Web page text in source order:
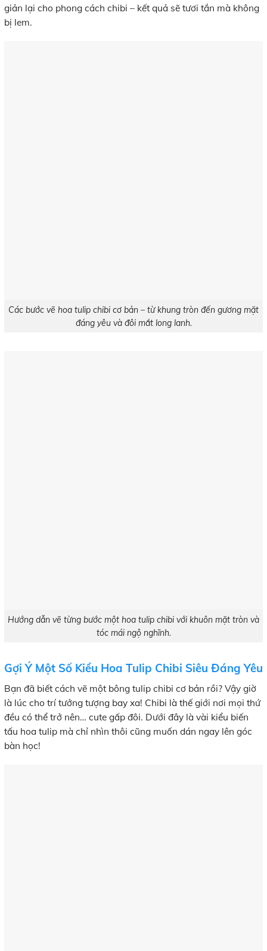
giản lại cho phong cách chibi – kết quả sẽ tươi tắn mà không
bị lem.
Các bước vẽ hoa tulip chibi cơ bản – từ khung tròn đến gương mặt
đáng yêu và đôi mắt long lanh.
Hướng dẫn vẽ từng bước một hoa tulip chibi với khuôn mặt tròn và
tóc mái ngộ nghĩnh.
Gợi Ý Một Số Kiểu Hoa Tulip Chibi Siêu Đáng Yêu
Bạn đã biết cách vẽ một bông tulip chibi cơ bản rồi? Vậy giờ
là lúc cho trí tưởng tượng bay xa! Chibi là thế giới nơi mọi thứ
đều có thể trở nên… cute gấp đôi. Dưới đây là vài kiểu biến
tấu hoa tulip mà chỉ nhìn thôi cũng muốn dán ngay lên góc
bàn học!